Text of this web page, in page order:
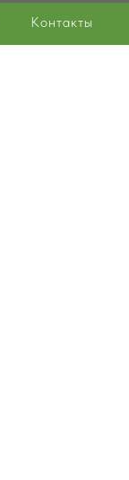
Контакты